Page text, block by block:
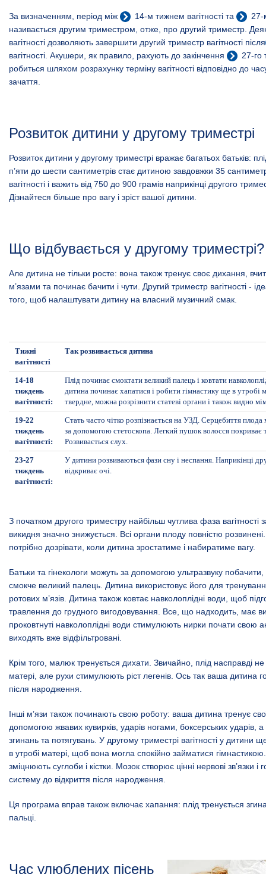
За визначенням, період між 14-м тижнем вагітності та
називається другим триместром, отже, про другий триместр.
вагітності дозволяють завершити другий триместр вагітності після
вагітності. Акушери, як правило, рахують до закінчення
27-го
робиться шляхом розрахунку терміну вагітності відповідно до
зачаття.
Розвиток дитини у другому триместрі
Розвиток дитини у другому триместрі вражає багатьох батьків:
п’яти до шести сантиметрів стає дитиною завдовжки 35
вагітності і важить від 750 до 900 грамів наприкінці другого
Дізнайтеся більше про вагу і зріст вашої дитини.
Що відбувається у другому триместрі?
Але дитина не тільки росте: вона також тренує своє дихання,
м’язами та починає бачити і чути. Другий триместр вагітності -
того, щоб налаштувати дитину на власний музичний смак.
Тижні
вагітності
Так розвивається дитина
14-18
тиждень
вагітності:
Плід починає смоктати великий палець і ковтати
дитина починає хапатися і робити гімнастику ще в утробі
твердне, можна розрізнити статеві органи і також видно
19-22
тиждень
вагітності:
Стать часто чітко розпізнається на УЗД. Серцебиття
за допомогою стетоскопа. Легкий пушок волосся покриває
Розвивається слух.
23-27
тиждень
вагітності:
У дитини розвиваються фази сну і неспання. Наприкінці
відкриває очі.
З початком другого триместру найбільш чутлива фаза вагітності
викидня значно знижується. Всі органи плоду повністю
потрібно дозрівати, коли дитина зростатиме і набиратиме вагу.
Батьки та гінекологи можуть за допомогою ультразвуку побачити,
смокче великий палець. Дитина використовує його для
ротових м’язів. Дитина також ковтає навколоплідні води, щоб
травлення до грудного вигодовування. Все, що надходить, має
проковтнуті навколоплідні води стимулюють нирки почати свою
виходять вже відфільтровані.
Крім того, малюк тренується дихати. Звичайно, плід насправді не
матері, але рухи стимулюють ріст легенів. Ось так ваша дитина
після народження.
Інші м’язи також починають свою роботу: ваша дитина тренує
допомогою жвавих кувирків, ударів ногами, боксерських ударів, а
згинань та потягувань. У другому триместрі вагітності у дитини
в утробі матері, щоб вона могла спокійно займатися
зміцнюють суглоби і кістки. Мозок створює цінні нервові зв’язки і
систему до відкриття після народження.
Ця програма вправ також включає хапання: плід тренується
пальці.
Час улюблених пісень